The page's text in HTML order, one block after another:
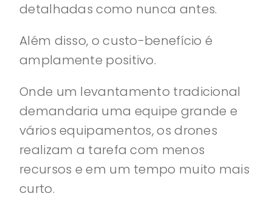
detalhadas como nunca antes.
Além disso, o custo-benefício é
amplamente positivo.
Onde um levantamento tradicional
demandaria uma equipe grande e
vários equipamentos, os drones
realizam a tarefa com menos
recursos e em um tempo muito mais
curto.